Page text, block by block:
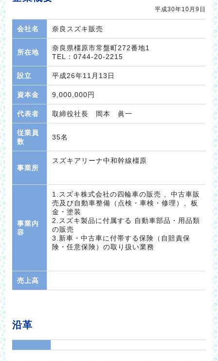
平成30年10月9日
会社名 奈良スズキ販売
所在地
奈良県橿原市常盤町272番地1
TEL：0744-20-2215
設立 平成26年11月13日
資本金 9,000,000円
代表者 取締役社長 岡本 眞一
従業員
数
35名
事業所
スズキアリーナ中和幹線橿原
事業内
容
1.スズキ株式会社の四輪車の販売 、中古車販
売及び自動車整備（点検・車検・修理）、板
金・塗装
2.スズキ製品に付属する 自動車部品・用品類
の販売
3.新車・中古車に付帯する保険（自賠責保
険・任意保険）の取り扱い業務
売上高
沿革